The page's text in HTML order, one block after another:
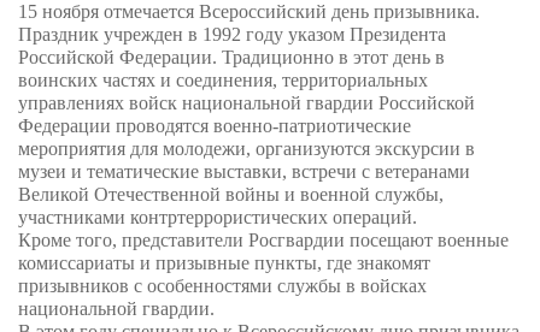
15 ноября отмечается Всероссийский день призывника.
Праздник учрежден в 1992 году указом Президента
Российской Федерации. Традиционно в этот день в
воинских частях и соединения, территориальных
управлениях войск национальной гвардии Российской
Федерации проводятся военно-патриотические
мероприятия для молодежи, организуются экскурсии в
музеи и тематические выставки, встречи с ветеранами
Великой Отечественной войны и военной службы,
участниками контртеррористических операций.
Кроме того, представители Росгвардии посещают военные
комиссариаты и призывные пункты, где знакомят
призывников с особенностями службы в войсках
национальной гвардии.